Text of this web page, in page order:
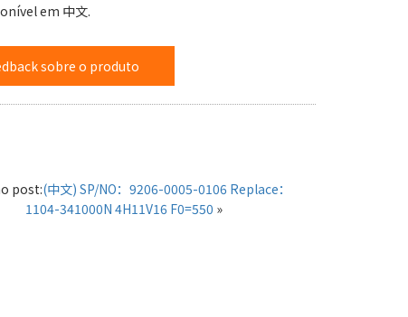
em 中文.
sobre o produto
post:(中文) SP/NO：9206-0005-0106 Replace：
1104-341000N 4H11V16 F0=550 »